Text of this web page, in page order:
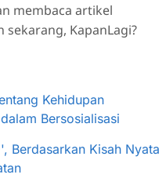
membaca artikel
sekarang, KapanLagi?
Kehidupan
Bersosialisasi
Berdasarkan Kisah Nyata